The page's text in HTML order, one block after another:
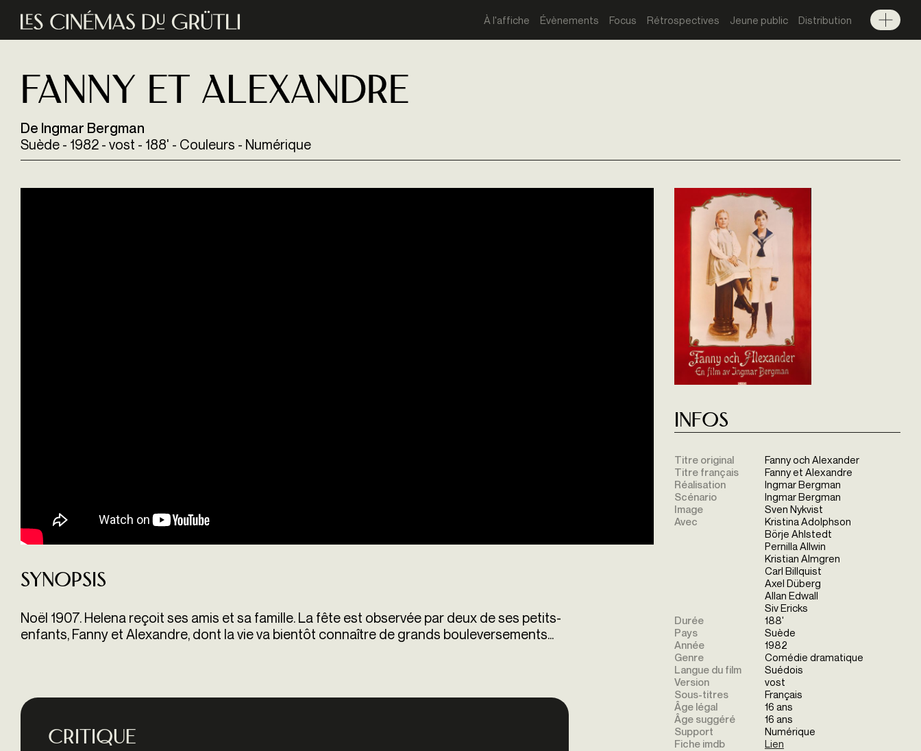
Aller au contenu principal
À l'affiche Évènements Focus Rétrospectives Jeune public Distribution
Menu
Fanny et Alexandre
De Ingmar Bergman
Suède - 1982 - vost - 188' - Couleurs - Numérique
Synopsis
Noël 1907. Helena reçoit ses amis et sa famille. La fête est observée par deux de ses petits-
enfants, Fanny et Alexandre, dont la vie va bientôt connaître de grands bouleversements...
Critique
Infos
Titre original
Fanny och Alexander
Titre français
Fanny et Alexandre
Réalisation
Ingmar Bergman
Scénario
Ingmar Bergman
Image
Sven Nykvist
Avec
Kristina Adolphson
Börje Ahlstedt
Pernilla Allwin
Kristian Almgren
Carl Billquist
Axel Düberg
Allan Edwall
Siv Ericks
Durée
188'
Pays
Suède
Année
1982
Genre
Comédie dramatique
Langue du film
Suédois
Version
vost
Sous-titres
Français
Âge légal
16 ans
Âge suggéré
16 ans
Support
Numérique
Fiche imdb
Lien